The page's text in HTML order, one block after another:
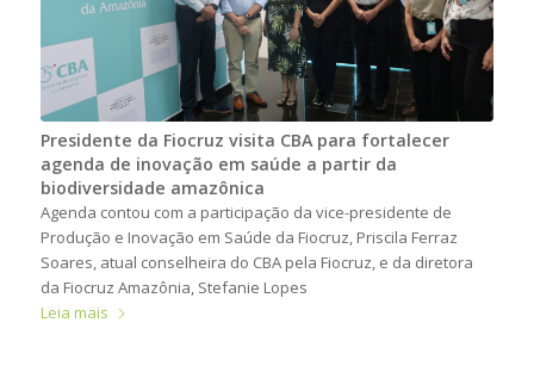
Presidente da Fiocruz visita CBA para fortalecer
agenda de inovação em saúde a partir da
biodiversidade amazônica
Agenda contou com a participação da vice-presidente de
Produção e Inovação em Saúde da Fiocruz, Priscila Ferraz
Soares, atual conselheira do CBA pela Fiocruz, e da diretora
da Fiocruz Amazônia, Stefanie Lopes
Leia mais